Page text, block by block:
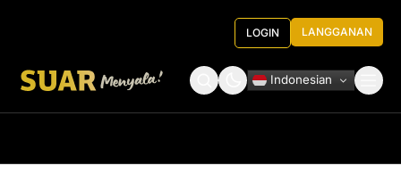
LOGIN LANGGANAN
Indonesian